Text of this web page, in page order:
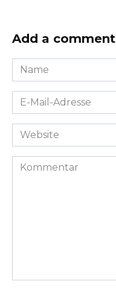
Add a comment
Name
*
E-
Mail-
Adresse
Website
Kommentar